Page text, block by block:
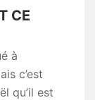
CE
à
c’est
qu’il est